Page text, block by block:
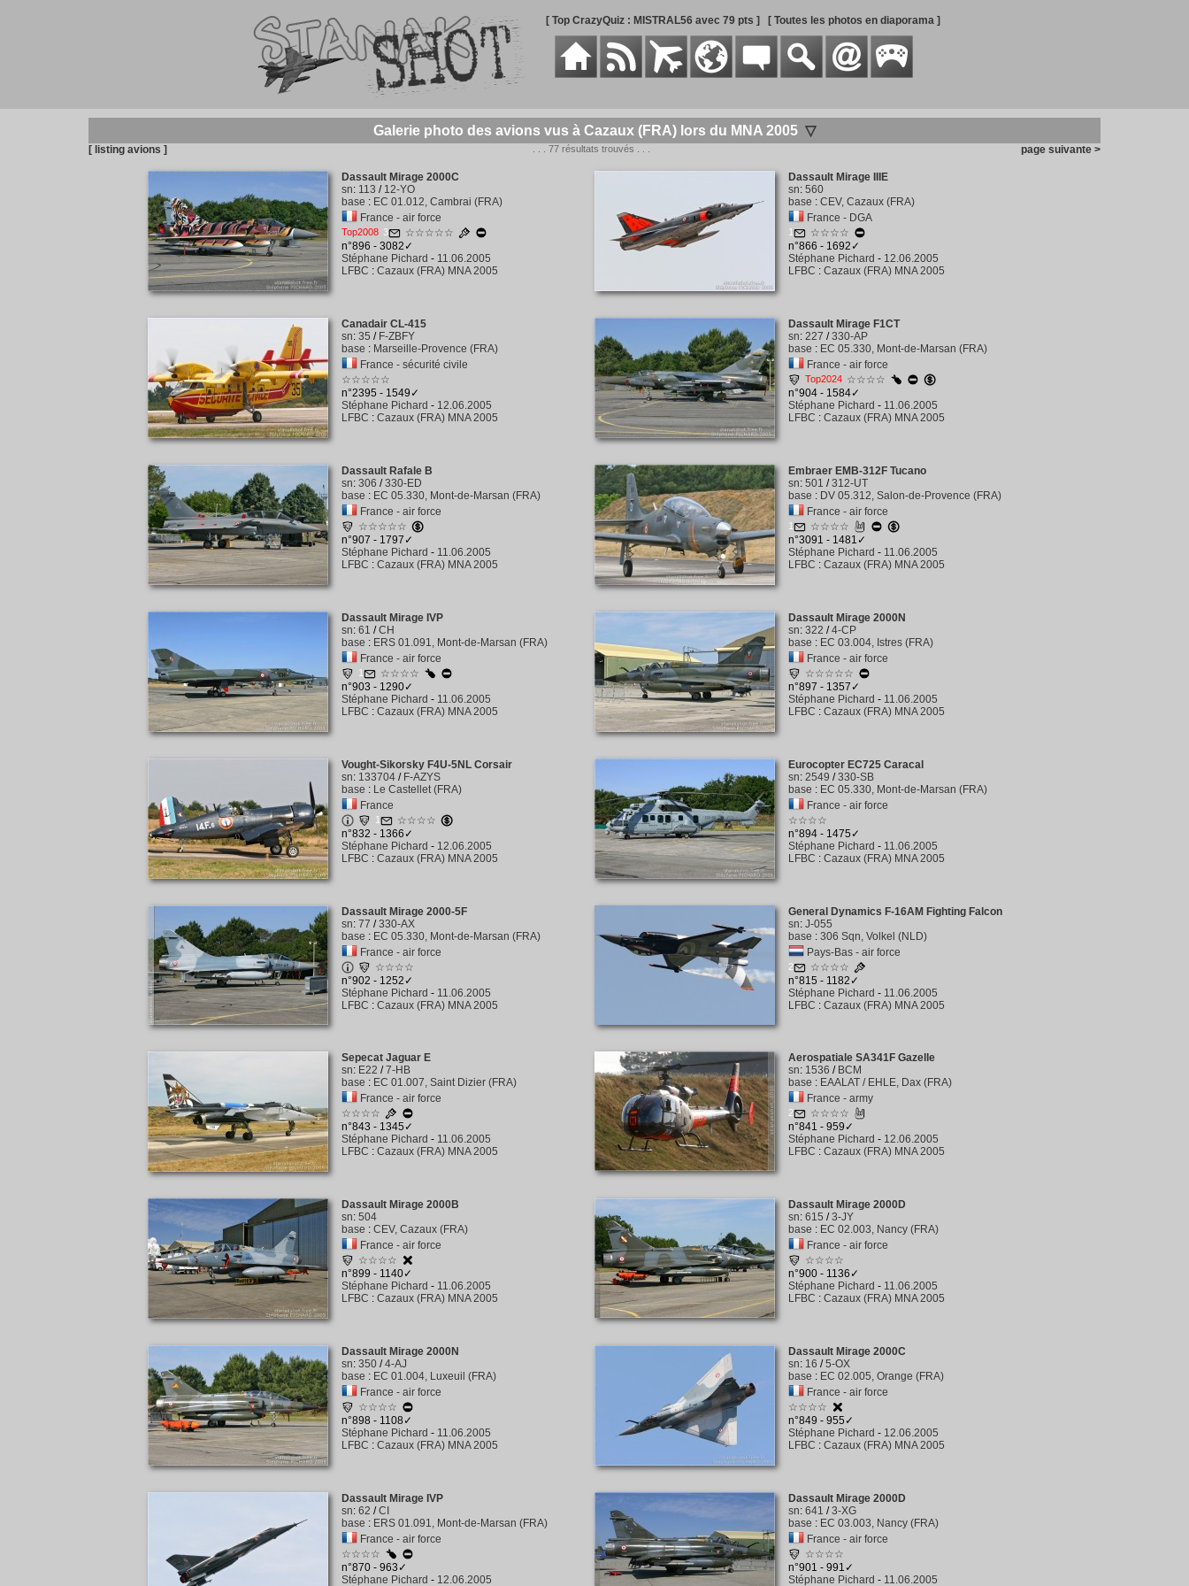
[ Top CrazyQuiz : MISTRAL56 avec 79 pts ] [ Toutes les photos en diaporama ]
Galerie photo des avions vus à Cazaux (FRA) lors du MNA 2005 ▽
[ listing avions ] . . . 77 résultats trouvés . . . page suivante >
Dassault Mirage 2000C
sn: 113 / 12-YO
base : EC 01.012, Cambrai (FRA)
France - air force
Top2008 3
☆☆☆☆☆
n°896 - 3082✓
Stéphane Pichard - 11.06.2005
LFBC : Cazaux (FRA) MNA 2005
Dassault Mirage IIIE
sn: 560
base : CEV, Cazaux (FRA)
France - DGA
1
☆☆☆☆
n°866 - 1692✓
Stéphane Pichard - 12.06.2005
LFBC : Cazaux (FRA) MNA 2005
Canadair CL-415
sn: 35 / F-ZBFY
base : Marseille-Provence (FRA)
France - sécurité civile
☆☆☆☆☆
n°2395 - 1549✓
Stéphane Pichard - 12.06.2005
LFBC : Cazaux (FRA) MNA 2005
Dassault Mirage F1CT
sn: 227 /330-AP
base : EC 05.330, Mont-de-Marsan (FRA)
France - air force
Top2024 ☆☆☆☆
n°904 - 1584✓
Stéphane Pichard - 11.06.2005
LFBC : Cazaux (FRA) MNA 2005
Dassault Rafale B
sn: 306 /330-ED
base : EC 05.330, Mont-de-Marsan (FRA)
France - air force
☆☆☆☆☆
n°907 - 1797✓
Stéphane Pichard - 11.06.2005
LFBC : Cazaux (FRA) MNA 2005
Embraer EMB-312F Tucano
sn: 501 /312-UT
base : DV 05.312, Salon-de-Provence (FRA)
France - air force
1
☆☆☆☆
n°3091 - 1481✓
Stéphane Pichard - 11.06.2005
LFBC : Cazaux (FRA) MNA 2005
Dassault Mirage IVP
sn: 61 /CH
base : ERS 01.091, Mont-de-Marsan (FRA)
France - air force
1
☆☆☆☆
n°903 - 1290✓
Stéphane Pichard - 11.06.2005
LFBC : Cazaux (FRA) MNA 2005
Dassault Mirage 2000N
sn: 322 /4-CP
base : EC 03.004, Istres (FRA)
France - air force
☆☆☆☆☆
n°897 - 1357✓
Stéphane Pichard - 11.06.2005
LFBC : Cazaux (FRA) MNA 2005
Vought-Sikorsky F4U-5NL Corsair
sn: 133704 / F-AZYS
base : Le Castellet (FRA)
France
1
☆☆☆☆
n°832 - 1366✓
Stéphane Pichard - 12.06.2005
LFBC : Cazaux (FRA) MNA 2005
Eurocopter EC725 Caracal
sn: 2549 /330-SB
base : EC 05.330, Mont-de-Marsan (FRA)
France - air force
☆☆☆☆
n°894 - 1475✓
Stéphane Pichard - 11.06.2005
LFBC : Cazaux (FRA) MNA 2005
Dassault Mirage 2000-5F
sn: 77 /330-AX
base : EC 05.330, Mont-de-Marsan (FRA)
France - air force
☆☆☆☆
n°902 - 1252✓
Stéphane Pichard - 11.06.2005
LFBC : Cazaux (FRA) MNA 2005
General Dynamics F-16AM Fighting Falcon
sn: J-055
base : 306 Sqn, Volkel (NLD)
Pays-Bas - air force
2
☆☆☆☆
n°815 - 1182✓
Stéphane Pichard - 11.06.2005
LFBC : Cazaux (FRA) MNA 2005
Sepecat Jaguar E
sn: E22 /7-HB
base : EC 01.007, Saint Dizier (FRA)
France - air force
☆☆☆☆
n°843 - 1345✓
Stéphane Pichard - 11.06.2005
LFBC : Cazaux (FRA) MNA 2005
Aerospatiale SA341F Gazelle
sn: 1536 / BCM
base : EAALAT / EHLE, Dax (FRA)
France - army
2
☆☆☆☆
n°841 - 959✓
Stéphane Pichard - 12.06.2005
LFBC : Cazaux (FRA) MNA 2005
Dassault Mirage 2000B
sn: 504
base : CEV, Cazaux (FRA)
France - air force
☆☆☆☆
n°899 - 1140✓
Stéphane Pichard - 11.06.2005
LFBC : Cazaux (FRA) MNA 2005
Dassault Mirage 2000D
sn: 615 /3-JY
base : EC 02.003, Nancy (FRA)
France - air force
☆☆☆☆
n°900 - 1136✓
Stéphane Pichard - 11.06.2005
LFBC : Cazaux (FRA) MNA 2005
Dassault Mirage 2000N
sn: 350 /4-AJ
base : EC 01.004, Luxeuil (FRA)
France - air force
☆☆☆☆
n°898 - 1108✓
Stéphane Pichard - 11.06.2005
LFBC : Cazaux (FRA) MNA 2005
Dassault Mirage 2000C
sn: 16 /5-OX
base : EC 02.005, Orange (FRA)
France - air force
☆☆☆☆
n°849 - 955✓
Stéphane Pichard - 12.06.2005
LFBC : Cazaux (FRA) MNA 2005
Dassault Mirage IVP
sn: 62 /CI
base : ERS 01.091, Mont-de-Marsan (FRA)
France - air force
☆☆☆☆
n°870 - 963✓
Stéphane Pichard - 12.06.2005
Dassault Mirage 2000D
sn: 641 /3-XG
base : EC 03.003, Nancy (FRA)
France - air force
☆☆☆☆
n°901 - 991✓
Stéphane Pichard - 11.06.2005